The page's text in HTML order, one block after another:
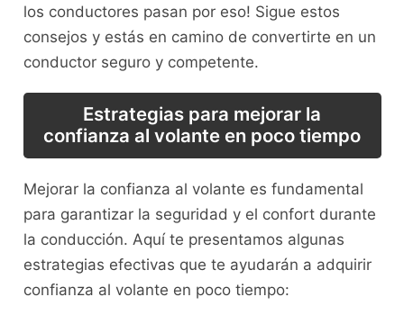
los conductores pasan por eso! Sigue estos
consejos y estás en camino ‍de‍ convertirte en un
conductor seguro y competente.
Estrategias para mejorar la
confianza al volante en poco ⁢tiempo
Mejorar la confianza al volante es fundamental
para ‌garantizar la seguridad y el ​confort durante
la conducción. Aquí te presentamos algunas
estrategias efectivas​ que te ayudarán a adquirir
confianza al volante en ‌poco ‍tiempo: